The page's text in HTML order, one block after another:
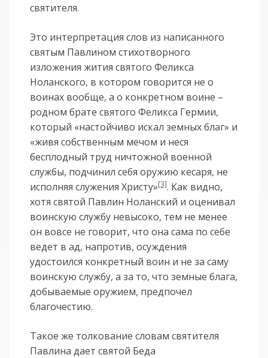
святителя.
Это интерпретация слов из написанного
святым Павлином стихотворного
изложения жития святого Феликса
Ноланского, в котором говорится не о
воинах вообще, а о конкретном воине –
родном брате святого Феликса Гермии,
который «настойчиво искал земных благ» и
«живя собственным мечом и неся
бесплодный труд ничтожной военной
службы, подчинил себя оружию кесаря, не
исполняя служения Христу»[3]. Как видно,
хотя святой Павлин Ноланский и оценивал
воинскую службу невысоко, тем не менее
он вовсе не говорит, что она сама по себе
ведет в ад, напротив, осуждения
удостоился конкретный воин и не за саму
воинскую службу, а за то, что земные блага,
добываемые оружием, предпочел
благочестию.
Такое же толкование словам святителя
Павлина дает святой Беда